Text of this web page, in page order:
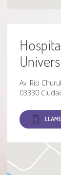
Av. Río
03330